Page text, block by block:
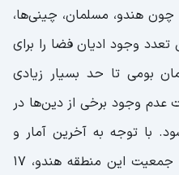
چون هندو، مسلمان، چینی‌ها،
وجود ادیان فضا را برای
بومی تا حد بسیار زیادی
عدم وجود برخی از دین‌ها در
با توجه به آخرین آمار و
سرشماری انجام شده، ۷۷ درصد جمعیت این منطقه هندو، ۱۷